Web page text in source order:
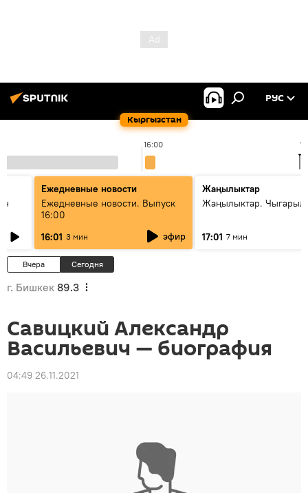
Кыргызстан
РУС
16:00
Ежедневные новости
Ежедневные новости. Выпуск
16:00
16:01 3 мин эфир
Жаңылыктар
Жаңылыктар.
17:01 7 мин
Вчера Сегодня
г. Бишкек 89.3
Савицкий Александр
Васильевич — биография
04:49 26.11.2021